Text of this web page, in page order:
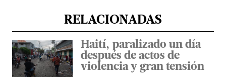
RELACIONADAS
Haití, paralizado un día
después de actos de
violencia y gran tensión